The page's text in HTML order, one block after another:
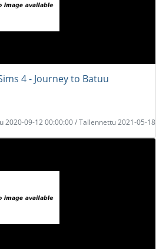
4 - Journey to Batuu
2020-09-12 00:00:00 / Tallennettu 2021-05-18